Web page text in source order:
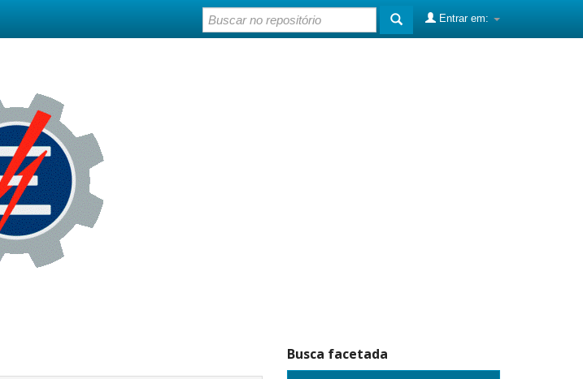
Entrar em:
Busca facetada